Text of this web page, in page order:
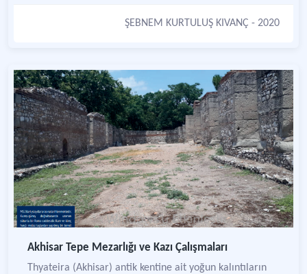
ŞEBNEM KURTULUŞ KIVANÇ - 2020
Akhisar Tepe Mezarlığı ve Kazı Çalışmaları
Thyateira (Akhisar) antik kentine ait yoğun kalıntıların